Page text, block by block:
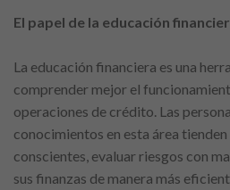
El papel de la educación
La educación financiera es una
comprender mejor el
operaciones de crédito. Las
conocimientos en esta área
conscientes, evaluar riesgos con
sus finanzas de manera más